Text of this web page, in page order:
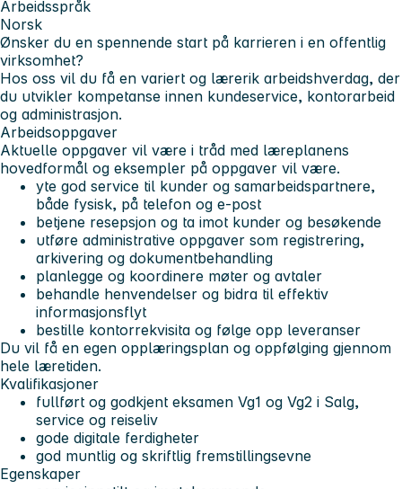
Arbeidsspråk
Norsk
Ønsker du en spennende start på karrieren i en offentlig
virksomhet?
Hos oss vil du få en variert og lærerik arbeidshverdag, der
du utvikler kompetanse innen kundeservice, kontorarbeid
og administrasjon.
Arbeidsoppgaver
Aktuelle oppgaver vil være i tråd med læreplanens
hovedformål og eksempler på oppgaver vil være.
yte god service til kunder og samarbeidspartnere,
både fysisk, på telefon og e‑post
betjene resepsjon og ta imot kunder og besøkende
utføre administrative oppgaver som registrering,
arkivering og dokumentbehandling
planlegge og koordinere møter og avtaler
behandle henvendelser og bidra til effektiv
informasjonsflyt
bestille kontorrekvisita og følge opp leveranser
Du vil få en egen opplæringsplan og oppfølging gjennom
hele læretiden.
Kvalifikasjoner
fullført og godkjent eksamen Vg1 og Vg2 i Salg,
service og reiseliv
gode digitale ferdigheter
god muntlig og skriftlig fremstillingsevne
Egenskaper